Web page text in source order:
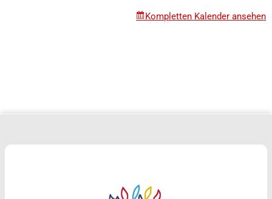
Kompletten Kalender ansehen